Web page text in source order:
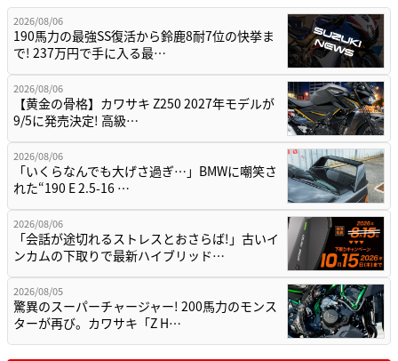
2026/08/06
190馬力の最強SS復活から鈴鹿8耐7位の快挙ま
で! 237万円で手に入る最…
2026/08/06
【黄金の骨格】カワサキ Z250 2027年モデルが
9/5に発売決定! 高級…
2026/08/06
「いくらなんでも大げさ過ぎ…」BMWに嘲笑さ
れた“190 E 2.5-16 …
2026/08/06
「会話が途切れるストレスとおさらば!」古いイ
ンカムの下取りで最新ハイブリッド…
2026/08/05
驚異のスーパーチャージャー! 200馬力のモンス
ターが再び。カワサキ「Z H…